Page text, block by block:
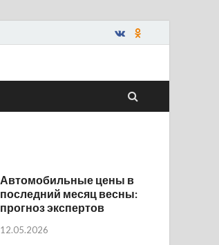
Автомобильные цены в
последний месяц весны:
прогноз экспертов
12.05.2026